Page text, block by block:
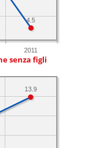
2011
4.5
senza figli
13.9